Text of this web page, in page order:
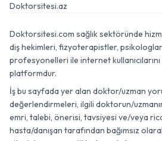
Doktorsitesi.az
Doktorsitesi.com sağlık sektöründe
diş hekimleri, fizyoterapistler, psikologlar
profesyonelleri ile internet kullanıcılarını
platformdur.
İş bu sayfada yer alan doktor/uzman
değerlendirmeleri, ilgili doktorun/
emri, talebi, önerisi, tavsiyesi ve/veya
hasta/danışan tarafından bağımsız